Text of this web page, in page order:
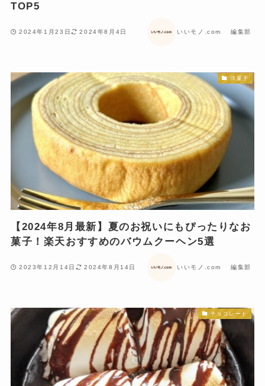
TOP5
2024年1月23日 2024年8月4日 いいモノ.com 編集部
洋菓子
【2024年8月最新】夏のお祝いにもぴったりなお
菓子！楽天おすすめのバウムクーヘン5選
2023年12月14日 2024年8月14日 いいモノ.com 編集部
チョコレート